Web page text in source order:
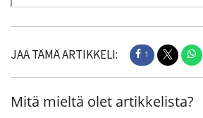
JAA TÄMÄ ARTIKKELI: 1
Mitä mieltä olet artikkelista?